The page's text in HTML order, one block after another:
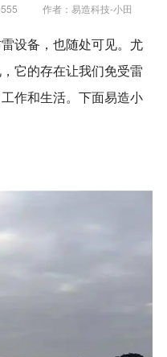
作者： 易造科技-小田
设备，也随处可见。尤
它的存在让我们免受雷
作和生活。下面易造小